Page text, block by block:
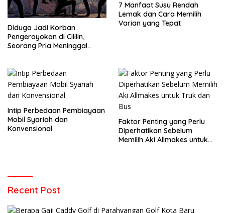
Diduga Jadi Korban
Pengeroyokan di Cililin,
Seorang Pria Meninggal
7 Manfaat Susu Rendah
Lemak dan Cara Memilih
Varian yang Tepat
Intip Perbedaan Pembiayaan
Mobil Syariah dan
Konvensional
Faktor Penting yang Perlu
Diperhatikan Sebelum
Memilih Aki Allmakes untuk
Recent Post